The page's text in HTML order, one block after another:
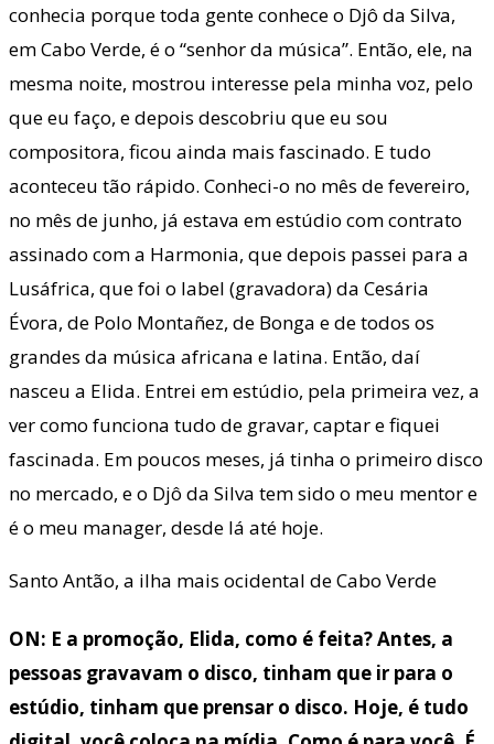
conhecia porque toda gente conhece o Djô da Silva,
em Cabo Verde, é o “senhor da música”. Então, ele, na
mesma noite, mostrou interesse pela minha voz, pelo
que eu faço, e depois descobriu que eu sou
compositora, ficou ainda mais fascinado. E tudo
aconteceu tão rápido. Conheci-o no mês de fevereiro,
no mês de junho, já estava em estúdio com contrato
assinado com a Harmonia, que depois passei para a
Lusáfrica, que foi o label (gravadora) da Cesária
Évora, de Polo Montañez, de Bonga e de todos os
grandes da música africana e latina. Então, daí
nasceu a Elida. Entrei em estúdio, pela primeira vez, a
ver como funciona tudo de gravar, captar e fiquei
fascinada. Em poucos meses, já tinha o primeiro disco
no mercado, e o Djô da Silva tem sido o meu mentor e
é o meu manager, desde lá até hoje.
Santo Antão, a ilha mais ocidental de Cabo Verde
ON: E a promoção, Elida, como é feita? Antes, a
pessoas gravavam o disco, tinham que ir para o
estúdio, tinham que prensar o disco. Hoje, é tudo